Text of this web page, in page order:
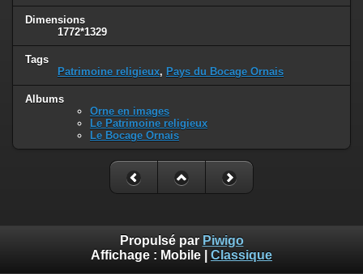
Dimensions
1772*1329
Tags
Patrimoine religieux, Pays du Bocage Ornais
Albums
Orne en images
Le Patrimoine religieux
Le Bocage Ornais
Propulsé par Piwigo
Affichage : Mobile Classique